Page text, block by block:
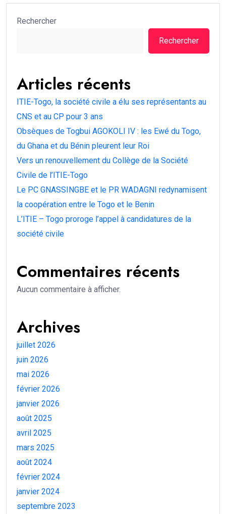
Rechercher
Rechercher
Articles récents
ITIE-Togo, la société civile a élu ses représentants au
CNS et au CP pour 3 ans
Obsèques de Togbui AGOKOLI IV : les Ewé du Togo,
du Ghana et du Bénin pleurent leur Roi
Vers un renouvellement du Collège de la Société
Civile de l’ITIE-Togo
Le PC GNASSINGBE et le PR WADAGNI redynamisent
la coopération entre le Togo et le Benin
L’ITIE – Togo proroge l’appel à candidatures de la
société civile
Commentaires récents
Aucun commentaire à afficher.
Archives
juillet 2026
juin 2026
mai 2026
février 2026
janvier 2026
août 2025
avril 2025
mars 2025
août 2024
février 2024
janvier 2024
septembre 2023